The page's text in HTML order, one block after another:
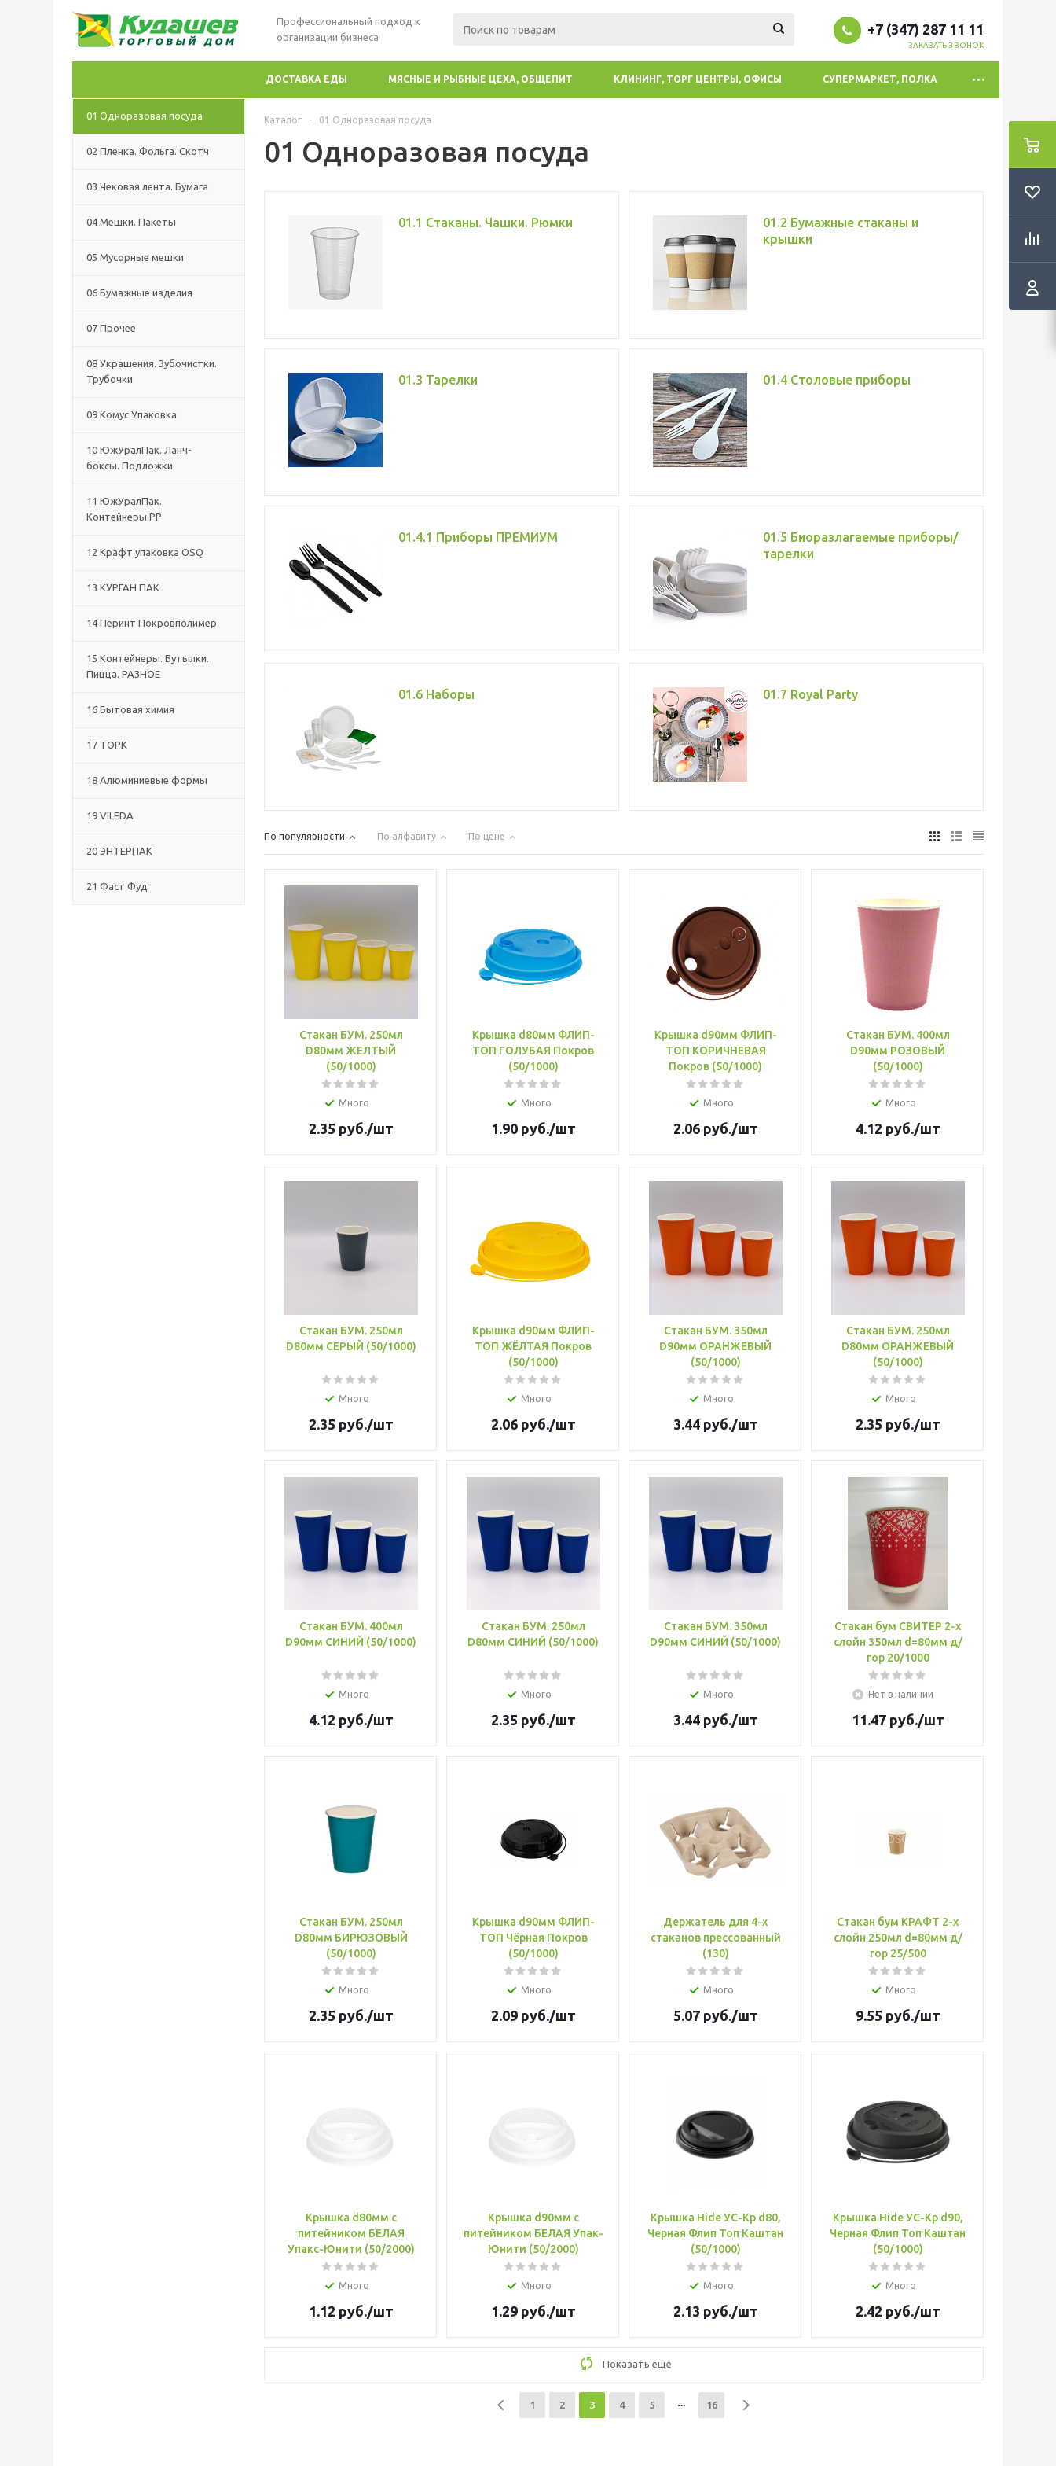
Профессиональный подход к
организации бизнеса
+7 (347) 287 11 11
ЗАКАЗАТЬ ЗВОНОК
ДОСТАВКА ЕДЫ МЯСНЫЕ И РЫБНЫЕ ЦЕХА, ОБЩЕПИТ КЛИНИНГ, ТОРГ ЦЕНТРЫ, ОФИСЫ СУПЕРМАРКЕТ, ПОЛКА
01 Одноразовая посуда
02 Пленка. Фольга. Скотч
03 Чековая лента. Бумага
04 Мешки. Пакеты
05 Мусорные мешки
06 Бумажные изделия
07 Прочее
08 Украшения. Зубочистки.
Трубочки
09 Комус Упаковка
10 ЮжУралПак. Ланч-
боксы. Подложки
11 ЮжУралПак.
Контейнеры РР
12 Крафт упаковка OSQ
13 КУРГАН ПАК
14 Перинт Покровполимер
15 Контейнеры. Бутылки.
Пицца. РАЗНОЕ
16 Бытовая химия
17 ТОРК
18 Алюминиевые формы
19 VILEDA
20 ЭНТЕРПАК
21 Фаст Фуд
Каталог - 01 Одноразовая посуда
01 Одноразовая посуда
01.1 Стаканы. Чашки. Рюмки
01.2 Бумажные стаканы и
крышки
01.3 Тарелки 01.4 Столовые приборы
01.4.1 Приборы ПРЕМИУМ
01.5 Биоразлагаемые приборы/
тарелки
01.6 Наборы 01.7 Rоyаl Party
По популярности По алфавиту По цене
Стакан БУМ. 250мл
D80мм ЖЕЛТЫЙ
(50/1000)
Много
2.35 руб./шт
Крышка d80мм ФЛИП-
ТОП ГОЛУБАЯ Покров
(50/1000)
Много
1.90руб./шт
Крышка d90мм ФЛИП-
ТОП КОРИЧНЕВАЯ
Покров (50/1000)
Много
2.06руб./шт
Стакан БУМ. 400мл
D90мм РОЗОВЫЙ
(50/1000)
Много
4.12 руб./шт
Стакан БУМ. 250мл
D80мм СЕРЫЙ (50/1000)
Много
2.35 руб./шт
Крышка d90мм ФЛИП-
ТОП ЖЁЛТАЯ Покров
(50/1000)
Много
2.06руб./шт
Стакан БУМ. 350мл
D90мм ОРАНЖЕВЫЙ
(50/1000)
Много
3.44руб./шт
Стакан БУМ. 250мл
D80мм ОРАНЖЕВЫЙ
(50/1000)
Много
2.35 руб./шт
Стакан БУМ. 400мл
D90мм СИНИЙ (50/1000)
Много
4.12 руб./шт
Стакан БУМ. 250мл
D80мм СИНИЙ (50/1000)
Много
2.35 руб./шт
Стакан БУМ. 350мл
D90мм СИНИЙ (50/1000)
Много
3.44руб./шт
Стакан бум СВИТЕР 2-х
слойн 350мл d=80мм д/
гор 20/1000
Нет в наличии
11.47руб./шт
Стакан БУМ. 250мл
D80мм БИРЮЗОВЫЙ
(50/1000)
Много
2.35 руб./шт
Крышка d90мм ФЛИП-
ТОП Чёрная Покров
(50/1000)
Много
2.09руб./шт
Держатель для 4-х
стаканов прессованный
(130)
Много
5.07руб./шт
Стакан бум КРАФТ 2-х
слойн 250мл d=80мм д/
гор 25/500
Много
9.55 руб./шт
Крышка d80мм с
питейником БЕЛАЯ
Упакс-Юнити (50/2000)
Много
1.12 руб./шт
Крышка d90мм с
питейником БЕЛАЯ Упак-
Юнити (50/2000)
Много
1.29руб./шт
Крышка Hide УС-Кр d80,
Черная Флип Топ Каштан
(50/1000)
Много
2.13 руб./шт
Крышка Hide УС-Кр d90,
Черная Флип Топ Каштан
(50/1000)
Много
2.42 руб./шт
Показать еще
1 2 3 4 5 16